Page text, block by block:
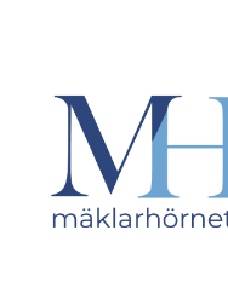
STEGET FÖRE
INFÖR FÖRSÄLJNING
OM BUDGIVNINGEN